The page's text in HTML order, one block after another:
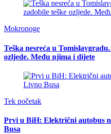
Mokronoge
Teška nesreća u
ozljede. Među njima i dijete
Tek početak
Prvi u BiH: Električni autobus
Busa